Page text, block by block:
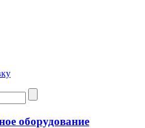
оборудование